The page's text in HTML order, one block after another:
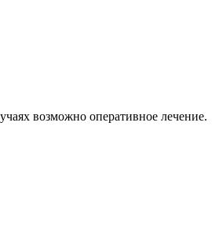
возможно оперативное лечение.